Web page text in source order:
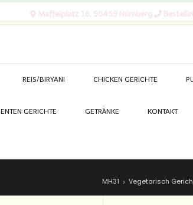
Maffeiplatz 16, 90459 Nürnberg
REIS/BIRYANI CHICKEN GERICHTE
ENTEN GERICHTE GETRÄNKE KONTAKT
MH31 > Vegetarisch